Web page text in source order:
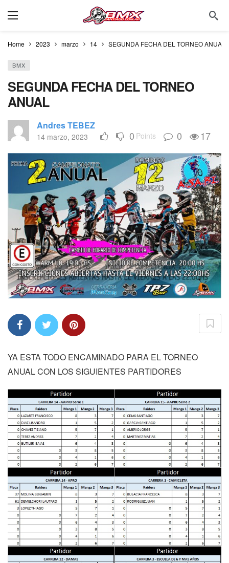
Home 2023 marzo 14 SEGUNDA FECHA DEL TORNEO ANUAL
BMX
SEGUNDA FECHA DEL TORNEO
ANUAL
Andres TEBEZ
14 marzo, 2023 0 Points 0 17
YA ESTA TODO ENCAMINADO PARA EL TORNEO
ANUAL CON LOS SIGUIENTES PARTIDORES